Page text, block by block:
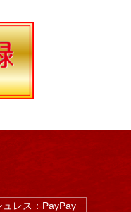
ュレス：PayPay